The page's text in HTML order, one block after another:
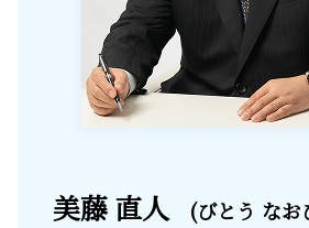
美藤 直人
(びとう な